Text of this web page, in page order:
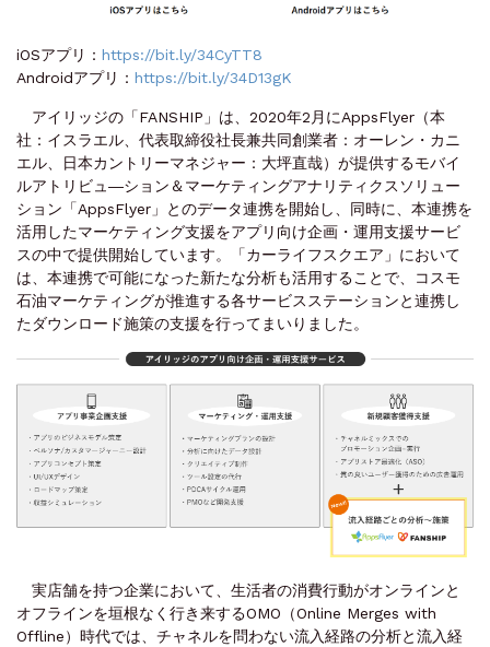
iOSアプリ： https://bit.ly/34CyTT8
Androidアプリ： https://bit.ly/34D13gK
アイリッジの「FANSHIP」は、2020年2月にAppsFlyer（本
社：イスラエル、代表取締役社長兼共同創業者：オーレン・カニ
エル、日本カントリーマネジャー：大坪直哉）が提供するモバイ
ルアトリビュ―ション＆マーケティングアナリティクスソリュー
ション「AppsFlyer」とのデータ連携を開始し、同時に、本連携を
活用したマーケティング支援をアプリ向け企画・運用支援サービ
スの中で提供開始しています。「カーライフスクエア」において
は、本連携で可能になった新たな分析も活用することで、コスモ
石油マーケティングが推進する各サービスステーションと連携し
たダウンロード施策の支援を行ってまいりました。
実店舗を持つ企業において、生活者の消費行動がオンラインと
オフラインを垣根なく行き来するOMO（Online Merges with
Offline）時代では、チャネルを問わない流入経路の分析と流入経